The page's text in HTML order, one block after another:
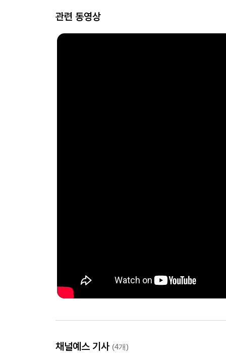
관련 동영상
채널예스 기사 (4개)